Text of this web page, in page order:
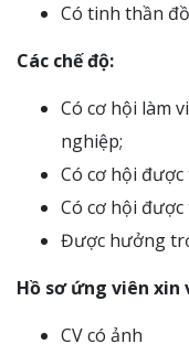
Có tinh thần
Các chế độ:
Có cơ hội làm
nghiệp;
Có cơ hội
Có cơ hội
Được hưởng
Hồ sơ ứng viên xin
CV có ảnh